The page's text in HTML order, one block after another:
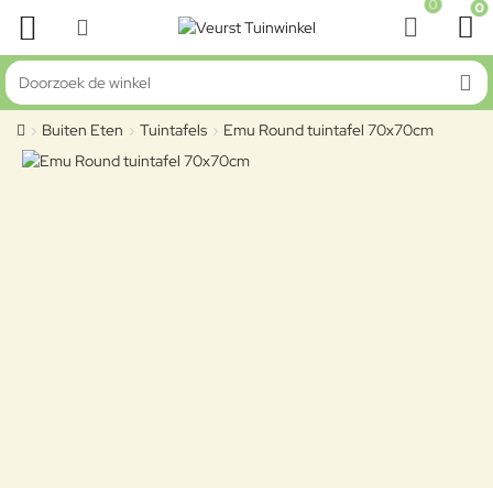
0 0
Doorzoek de winkel
home
Buiten Eten Tuintafels Emu Round tuintafel 70x70cm